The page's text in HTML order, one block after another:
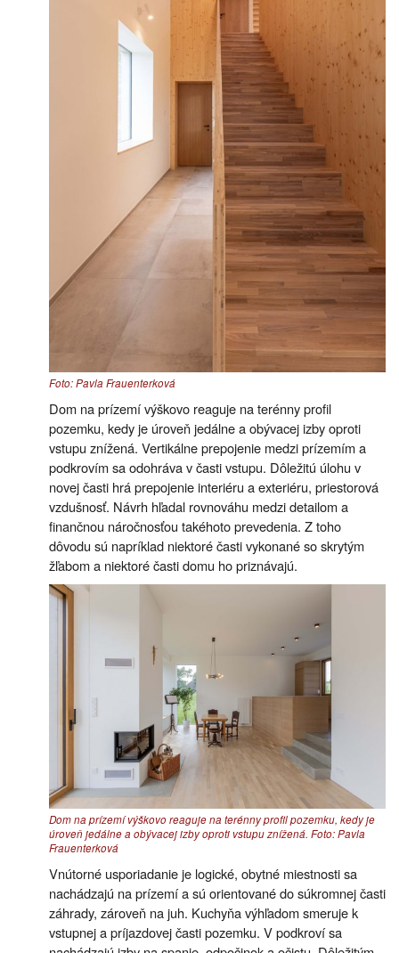
Foto: Pavla Frauenterková
Dom na prízemí výškovo reaguje na terénny profil
pozemku, kedy je úroveň jedálne a obývacej izby oproti
vstupu znížená. Vertikálne prepojenie medzi prízemím a
podkrovím sa odohráva v časti vstupu. Dôležitú úlohu v
novej časti hrá prepojenie interiéru a exteriéru, priestorová
vzdušnosť. Návrh hľadal rovnováhu medzi detailom a
finančnou náročnosťou takéhoto prevedenia. Z toho
dôvodu sú napríklad niektoré časti vykonané so skrytým
žľabom a niektoré časti domu ho priznávajú.
Dom na prízemí výškovo reaguje na terénny profil pozemku, kedy je
úroveň jedálne a obývacej izby oproti vstupu znížená. Foto: Pavla
Frauenterková
Vnútorné usporiadanie je logické, obytné miestnosti sa
nachádzajú na prízemí a sú orientované do súkromnej časti
záhrady, zároveň na juh. Kuchyňa výhľadom smeruje k
vstupnej a príjazdovej časti pozemku. V podkroví sa